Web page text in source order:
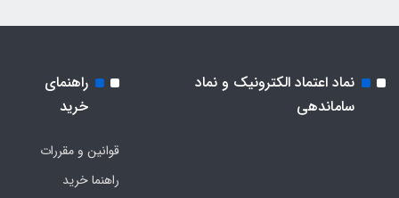
نماد اعتماد الکترونیک و نماد
ساماندهی
راهنمای
خرید
قوانین و مقررات
راهنما خرید